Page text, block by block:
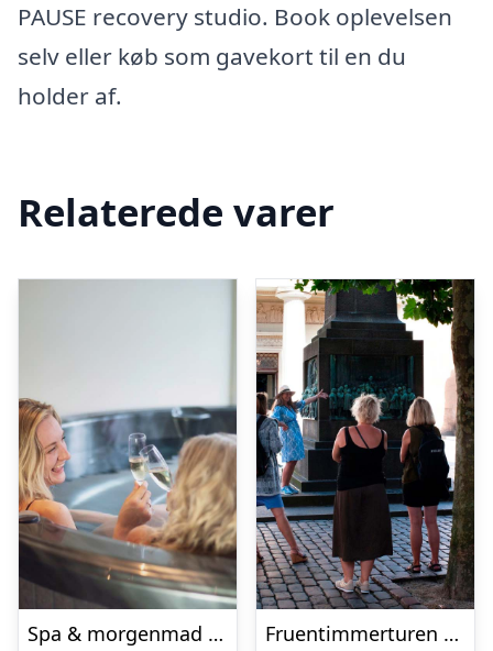
PAUSE recovery studio. Book oplevelsen
selv eller køb som gavekort til en du
holder af.
Relaterede varer
Spa & morgenmad for 2 hos Hotel BramslevGaard
Fruentimmerturen – en byvandring i København